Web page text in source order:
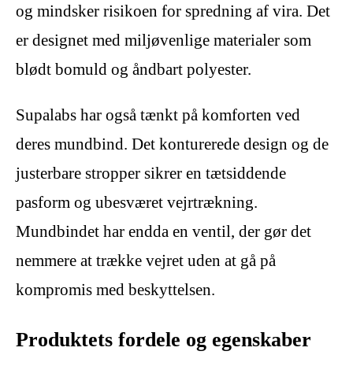
og mindsker risikoen for spredning af vira. Det
er designet med miljøvenlige materialer som
blødt bomuld og åndbart polyester.
Supalabs har også tænkt på komforten ved
deres mundbind. Det konturerede design og de
justerbare stropper sikrer en tætsiddende
pasform og ubesværet vejrtrækning.
Mundbindet har endda en ventil, der gør det
nemmere at trække vejret uden at gå på
kompromis med beskyttelsen.
Produktets fordele og egenskaber